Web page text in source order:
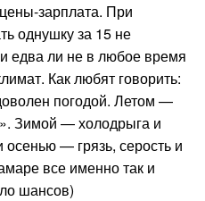
зарплата. При
однушку за 15 не
едва ли не в любое время
Как любят говорить:
погодой. Летом —
Зимой — холодрыга и
— грязь, серость и
все именно так и
шансов)